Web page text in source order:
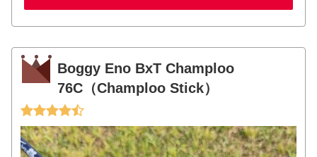
Boggy Eno BxT Champloo
76C（Champloo Stick）